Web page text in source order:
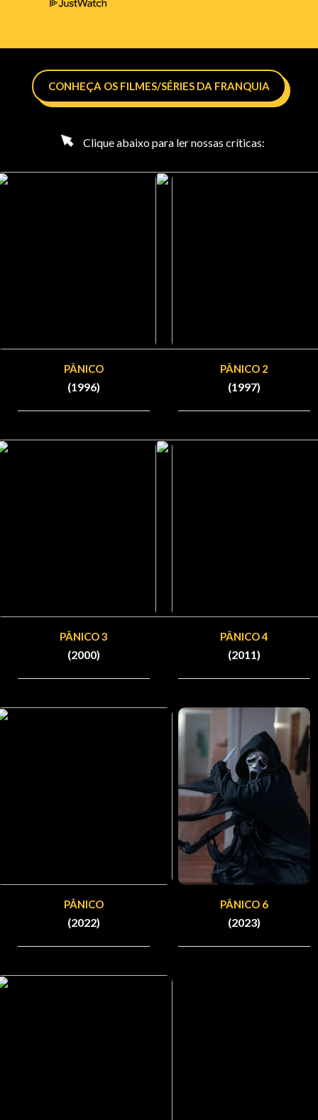
CONHEÇA OS FILMES/SÉRIES DA FRANQUIA
Clique abaixo para ler nossas críticas:
PÂNICO
(1996)
PÂNICO 2
(1997)
PÂNICO 3
(2000)
PÂNICO 4
(2011)
PÂNICO
(2022)
PÂNICO 6
(2023)